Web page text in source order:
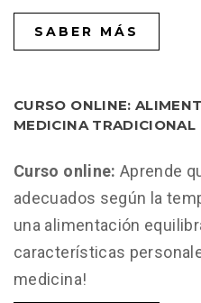
SABER MÁS
CURSO ONLINE:
MEDICINA TRADICIONAL
Curso online: Aprende
adecuados según la
una alimentación
características
medicina!